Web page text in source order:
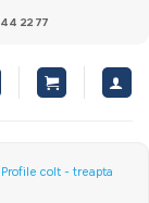
44 22 77
Profile colt - treapta